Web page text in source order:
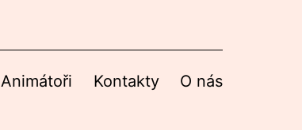
Animátoři Kontakty O nás